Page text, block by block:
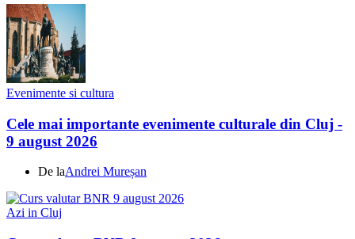
Evenimente si cultura
Cele mai importante evenimente culturale din Cluj -
9 august 2026
De laAndrei Mureșan
Azi in Cluj